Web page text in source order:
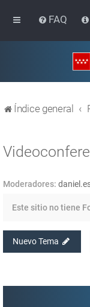
FAQ
Índice general
Moderadores:
Este sitio no tiene
Nuevo Tema